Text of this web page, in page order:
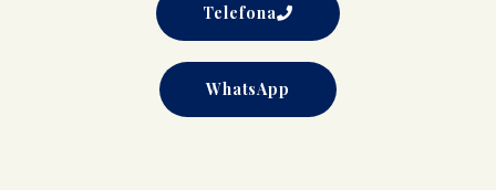
Telefona
WhatsApp